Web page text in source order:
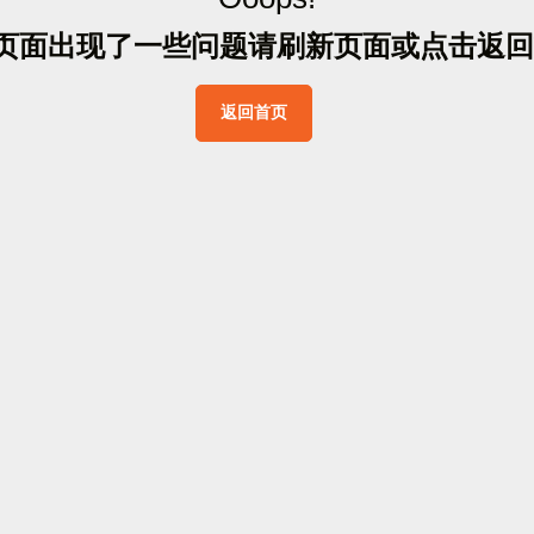
面出现了一些问题请刷新页面或点击返 回
返回首页